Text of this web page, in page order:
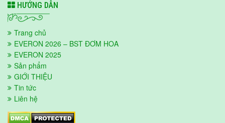
HƯỚNG DẪN
Trang chủ
EVERON 2026 – BST ĐƠM HOA
EVERON 2025
Sản phẩm
GIỚI THIỆU
Tin tức
Liên hệ